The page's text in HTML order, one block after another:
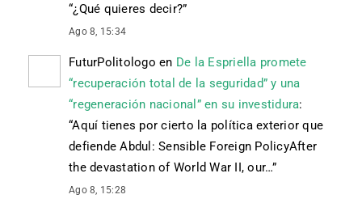
“¿Qué quieres decir?”
Ago 8, 15:34
FuturPolitologo en De la Espriella promete
“recuperación total de la seguridad” y una
“regeneración nacional” en su investidura:
“Aquí tienes por cierto la política exterior que
defiende Abdul: Sensible Foreign PolicyAfter
the devastation of World War II, our…”
Ago 8, 15:28